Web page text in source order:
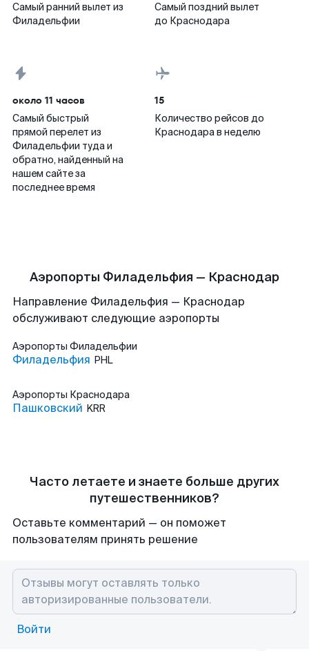
Самый ранний вылет из
Филадельфии
Самый поздний вылет
до Краснодара
около 11 часов
Самый быстрый
прямой перелет из
Филадельфии туда и
обратно, найденный на
нашем сайте за
последнее время
15
Количество рейсов до
Краснодара в неделю
Аэропорты Филадельфия — Краснодар
Направление Филадельфия — Краснодар
обслуживают следующие аэропорты
Аэропорты Филадельфии
Филадельфия PHL
Аэропорты Краснодара
Пашковский KRR
Часто летаете и знаете больше других
путешественников?
Оставьте комментарий — он поможет
пользователям принять решение
Войти